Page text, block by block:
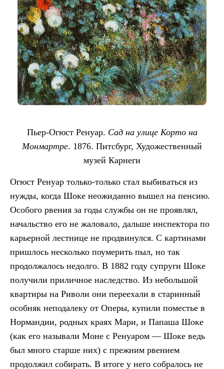
Пьер-Огюст Ренуар. Сад на улице Корто на
Монмартре. 1876. Питсбург, Художественный
музей Карнеги
Огюст Ренуар только-только стал выбиваться из
нужды, когда Шоке неожиданно вышел на пенсию.
Особого рвения за годы службы он не проявлял,
начальство его не жаловало, дальше инспектора по
карьерной лестнице не продвинулся. С картинами
пришлось несколько поумерить пыл, но так
продолжалось недолго. В 1882 году супруги Шоке
получили приличное наследство. Из небольшой
квартиры на Риволи они переехали в старинный
особняк неподалеку от Оперы, купили поместье в
Нормандии, родных краях Мари, и Папаша Шоке
(как его называли Моне с Ренуаром — Шоке ведь
был много старше них) с прежним рвением
продолжил собирать. В итоге у него собралось не